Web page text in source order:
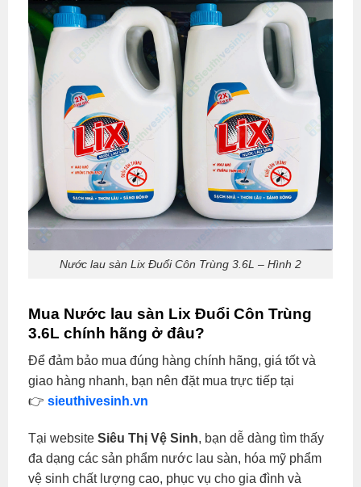
Nước lau sàn Lix Đuổi Côn Trùng 3.6L – Hình 2
Mua Nước lau sàn Lix Đuổi Côn Trùng
3.6L chính hãng ở đâu?
Để đảm bảo mua đúng hàng chính hãng, giá tốt và
giao hàng nhanh, bạn nên đặt mua trực tiếp tại
👉 sieuthivesinh.vn
Tại website Siêu Thị Vệ Sinh, bạn dễ dàng tìm thấy
đa dạng các sản phẩm nước lau sàn, hóa mỹ phẩm
vệ sinh chất lượng cao, phục vụ cho gia đình và